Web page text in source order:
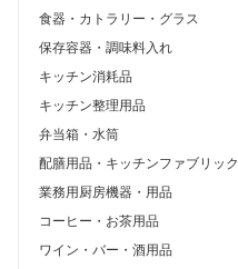
食器・カトラリー・グラス
保存容器・調味料入れ
キッチン消耗品
キッチン整理用品
弁当箱・水筒
配膳用品・キッチンファブリック
業務用厨房機器・用品
コーヒー・お茶用品
ワイン・バー・酒用品